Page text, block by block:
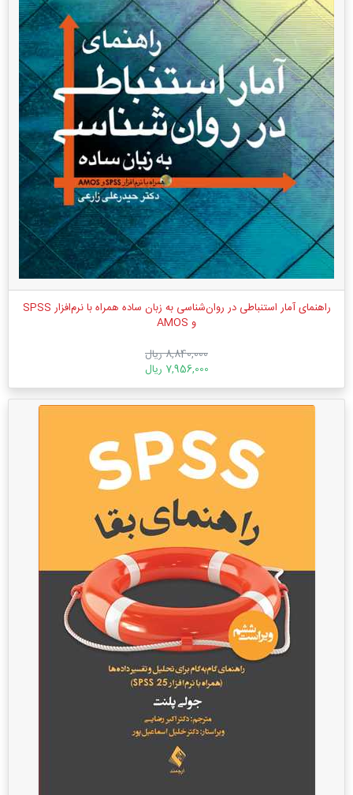
راهنمای آمار استنباطی در روان‌شناسی به زبان ساده همراه با نرم‌افزار SPSS
و AMOS
8,840,000 ریال
7,956,000 ریال